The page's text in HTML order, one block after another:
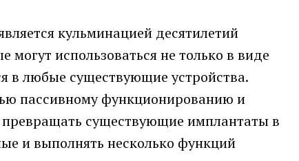
кульминацией десятилетий
могут использоваться не только в виде
в любые существующие устройства.
пассивному функционированию и
превращать существующие имплантаты в
и выполнять несколько функций